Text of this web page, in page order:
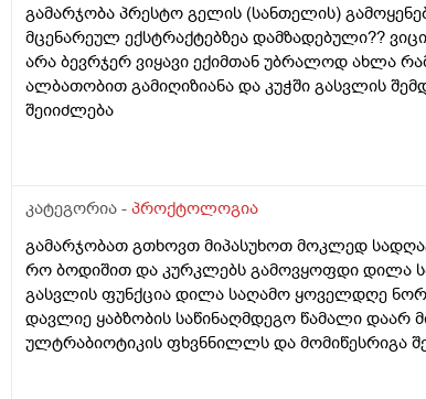
გამარჯობა პრესტო გელის (სანთელის)
მცენარეულ ექსტრაქტებზეა დამზადებული??
არა ბევრჯერ ვიყავი ექიმთან უბრალოდ ახლა
ალბათობით გამიღიზიანა და კუჭში გასვლის
შეიიძლება
კატეგორია - პროქტოლოგია
გამარჯობათ გთხოვთ მიპასუხოთ მოკლედ
რო ბოდიშით და კურკლებს გამოვყოფდი დილა
გასვლის ფუნქცია დილა საღამო ყოველდღე
დავლიე ყაბზობის საწინაღმდეგო წამალი დაარ
ულტრაბიოტიკის ფხვნნილლს და მომიწესრიგა
ნახშირის აბებიარ დამილევია რო შავი ფერი